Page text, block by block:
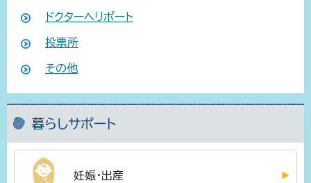
ドクターヘリポート
投票所
その他
暮らしサポート
妊娠・出産